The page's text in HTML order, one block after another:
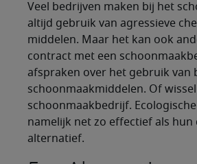
Veel bedrijven maken bij het
altijd gebruik van agressieve
middelen. Maar het kan ook
contract met een
afspraken over het gebruik van
schoonmaakmiddelen. Of
schoonmaakbedrijf.
namelijk net zo effectief als hun
alternatief.